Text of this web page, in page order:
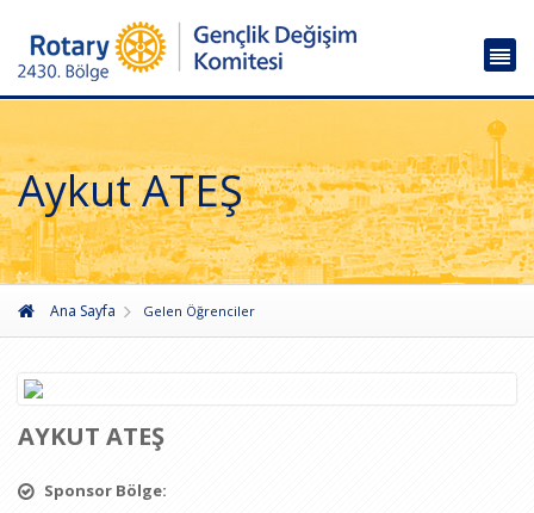
Aykut ATEŞ
Ana Sayfa Gelen Öğrenciler
AYKUT ATEŞ
Sponsor Bölge: